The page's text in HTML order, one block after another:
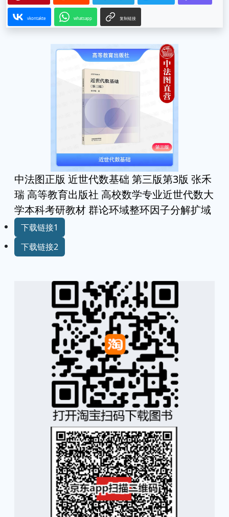
vkontakte whatsapp 复制链接
中法图正版 近世代数基础 第三版第3版 张禾
瑞 高等教育出版社 高校数学专业近世代数大
学本科考研教材 群论环域整环因子分解扩域
下载链接1
下载链接2